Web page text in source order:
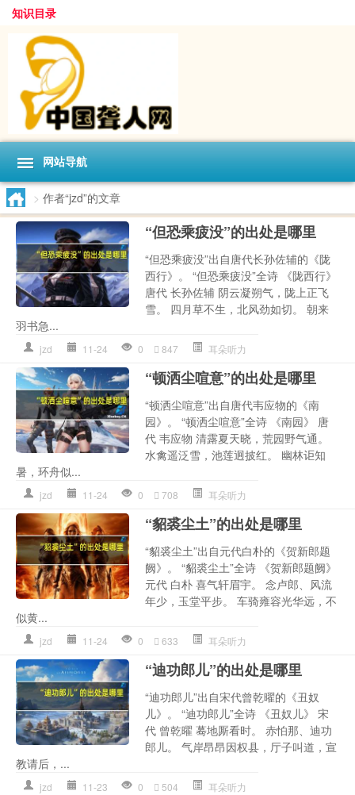
知识目录
网站导航
> 作者“jzd”的文章
“但恐乘疲没”的出处是哪里
“但恐乘疲没”出自唐代长孙佐辅的《陇
西行》。 “但恐乘疲没”全诗 《陇西行》
唐代 长孙佐辅 阴云凝朔气，陇上正飞
雪。 四月草不生，北风劲如切。 朝来
羽书急...
jzd 11-24 0 847 耳朵听力
“顿洒尘喧意”的出处是哪里
“顿洒尘喧意”出自唐代韦应物的《南
园》。 “顿洒尘喧意”全诗 《南园》 唐
代 韦应物 清露夏天晓，荒园野气通。
水禽遥泛雪，池莲迥披红。 幽林讵知
暑，环舟似...
jzd 11-24 0 708 耳朵听力
“貂裘尘土”的出处是哪里
“貂裘尘土”出自元代白朴的《贺新郎题
阙》。 “貂裘尘土”全诗 《贺新郎题阙》
元代 白朴 喜气轩眉宇。 念卢郎、风流
年少，玉堂平步。 车骑雍容光华远，不
似黄...
jzd 11-24 0 633 耳朵听力
“迪功郎儿”的出处是哪里
“迪功郎儿”出自宋代曾乾曜的《丑奴
儿》。 “迪功郎儿”全诗 《丑奴儿》 宋
代 曾乾曜 蓦地厮看时。 赤怕那、迪功
郎儿。 气岸昂昂因权县，厅子叫道，宣
教请后，...
jzd 11-23 0 504 耳朵听力